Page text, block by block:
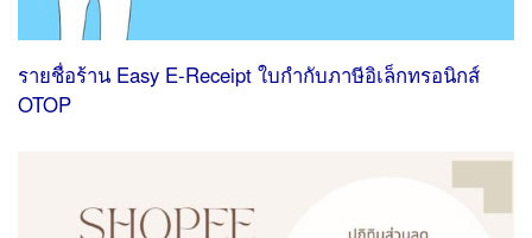
รายชื่อร้าน Easy E-Receipt ใบกํากับภาษีอิเล็กทรอนิกส์
OTOP